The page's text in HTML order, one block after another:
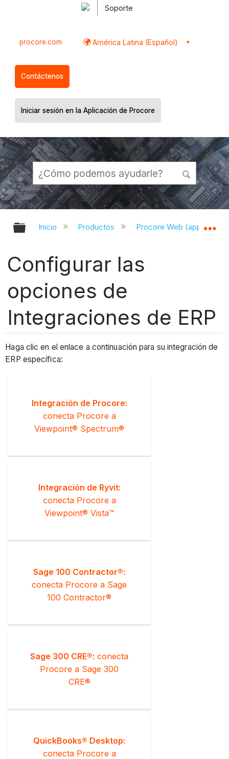
Soporte
procore.com América Latina (Español)
Contáctenos
Iniciar sesión en la Aplicación de Procore
Expandir/contraer jerarquía global
Inicio Productos Procore Web
Configurar las
opciones de
Integraciones de ERP
Haga clic en el enlace a continuación para su integración de
ERP específica:
Integración de Procore:
conecta Procore a
Viewpoint® Spectrum®
Integración de Ryvit:
conecta Procore a
Viewpoint® Vista™
Sage 100 Contractor®:
conecta Procore a Sage
100 Contractor®
Sage 300 CRE®: conecta
Procore a Sage 300
CRE®
QuickBooks® Desktop:
conecta Procore a